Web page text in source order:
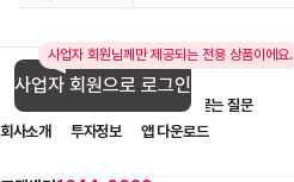
사업자 회원님께만 제공되는 전용 상품이에요.
사업자 회원으로 로그인
입점 제휴 문의
자주 묻는 질문
회사소개
투자정보 앱 다운로드